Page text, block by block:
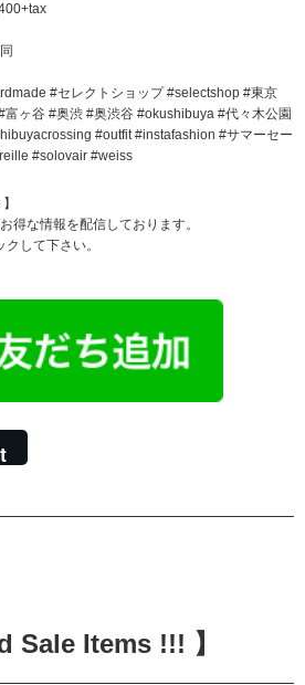
#セレクトショップ #selectshop #東京
ヶ谷 #奥渋 #奥渋谷 #okushibuya #代々木公園
#outfit #instafashion #サマーセー
#solovair #weiss
得な情報を配信しております。
して下さい。
Sale Items !!! 】